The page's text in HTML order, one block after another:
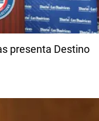
presenta Destino